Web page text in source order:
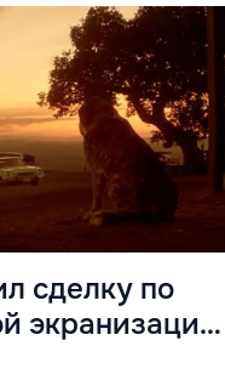
сделку по
экранизаци